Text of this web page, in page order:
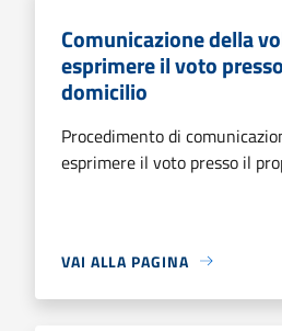
Comunicazione della
esprimere il voto
domicilio
Procedimento di
esprimere il voto presso il
VAI ALLA PAGINA